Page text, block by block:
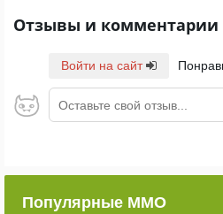
Отзывы и комментарии
Войти на сайт
Оставьте свой отзыв...
Популярные ММО